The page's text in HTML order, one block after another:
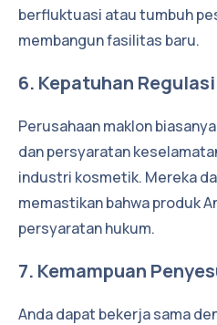
berfluktuasi atau tumbuh
membangun fasilitas baru.
6. Kepatuhan Regulasi
Perusahaan maklon
dan persyaratan
industri kosmetik. Mereka
memastikan bahwa produk
persyaratan hukum.
7. Kemampuan
Anda dapat bekerja sama